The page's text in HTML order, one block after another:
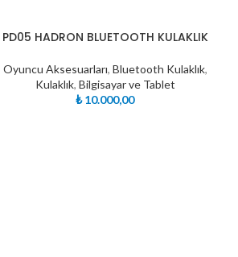
TÜKE
PD05 HADRON BLUETOOTH KULAKLIK
Oyuncu Aksesuarları, Bluetooth Kulaklık,
Kulaklık, Bilgisayar ve Tablet
₺10.000,00